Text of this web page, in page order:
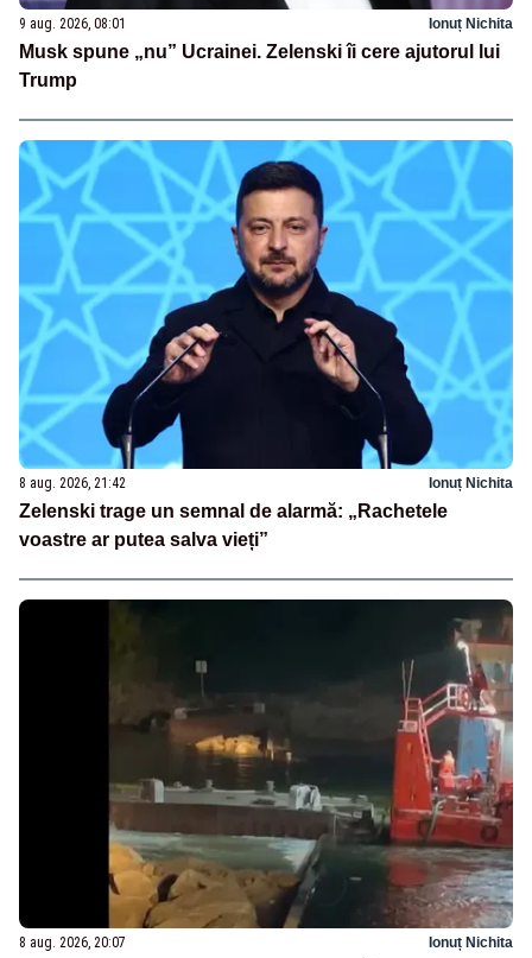
9 aug. 2026, 08:01 Ionuț Nichita
Musk spune „nu” Ucrainei. Zelenski îi cere ajutorul lui
Trump
8 aug. 2026, 21:42 Ionuț Nichita
Zelenski trage un semnal de alarmă: „Rachetele
voastre ar putea salva vieți”
8 aug. 2026, 20:07 Ionuț Nichita